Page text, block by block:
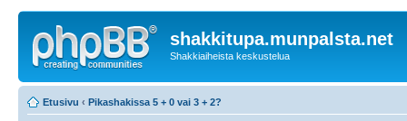
shakkitupa.munpalsta.net
Shakkiaiheista keskustelua
Etusivu ‹ Pikashakissa 5 + 0 vai 3 + 2?